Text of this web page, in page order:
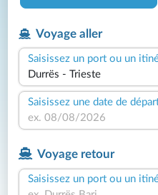
Voyage aller
Saisissez un port ou un
Saisissez une date de
Voyage retour
Saisissez un port ou un